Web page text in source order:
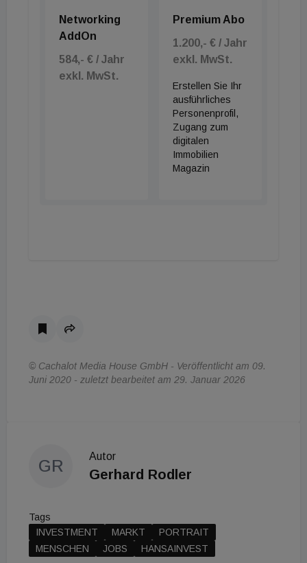
Networking
AddOn
584,- € / Jahr
exkl. MwSt.
Premium Abo
1.200,- € / Jahr
exkl. MwSt.
Erstellen Sie Ihr
ausführliches
Personenprofil,
Zugang zum
digitalen
Immobilien
Magazin
© Cachalot Media House GmbH - Veröffentlicht am 09.
Juni 2020 - zuletzt bearbeitet am 29. Januar 2026
GR
Autor
Gerhard Rodler
Tags
INVESTMENT
MARKT
PORTRAIT
MENSCHEN
JOBS HANSAINVEST